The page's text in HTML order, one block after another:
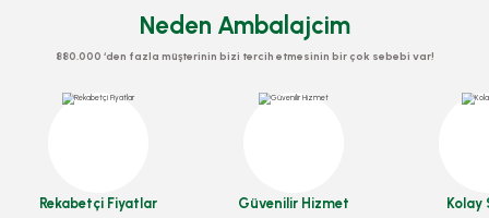
Dantel Kağıt Çap 12,5 Cm 500 Adet
Neden Ambalajcim
880.000 ‘den fazla müşterinin bizi tercih etmesinin bir çok sebebi var!
Rekabetçi Fiyatlar Güvenilir Hizmet Kolay